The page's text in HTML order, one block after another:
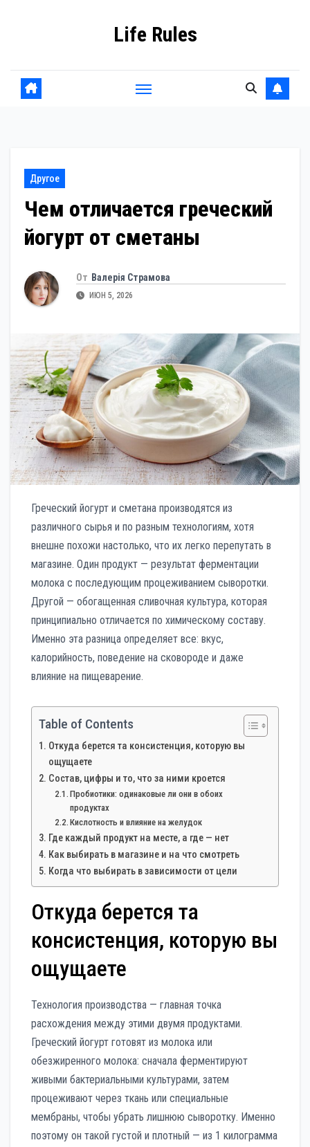
Life Rules
Другое
Чем отличается греческий
йогурт от сметаны
От Валерія Страмова
ИЮН 5, 2026
Греческий йогурт и сметана производятся из
различного сырья и по разным технологиям, хотя
внешне похожи настолько, что их легко перепутать в
магазине. Один продукт — результат ферментации
молока с последующим процеживанием сыворотки.
Другой — обогащенная сливочная культура, которая
принципиально отличается по химическому составу.
Именно эта разница определяет все: вкус,
калорийность, поведение на сковороде и даже
влияние на пищеварение.
Table of Contents
Откуда берется та консистенция, которую вы
ощущаете
Состав, цифры и то, что за ними кроется
Пробиотики: одинаковые ли они в обоих
продуктах
Кислотность и влияние на желудок
Где каждый продукт на месте, а где — нет
Как выбирать в магазине и на что смотреть
Когда что выбирать в зависимости от цели
Откуда берется та
консистенция, которую вы
ощущаете
Технология производства — главная точка
расхождения между этими двумя продуктами.
Греческий йогурт готовят из молока или
обезжиренного молока: сначала ферментируют
живыми бактериальными культурами, затем
процеживают через ткань или специальные
мембраны, чтобы убрать лишнюю сыворотку. Именно
поэтому он такой густой и плотный — из 1 килограмма